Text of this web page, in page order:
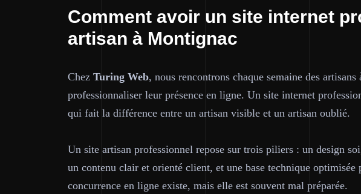
Comment avoir un site internet
artisan à Montignac
Chez Turing Web, nous rencontrons chaque semaine des artisans
professionnaliser leur présence en ligne. Un site internet
qui fait la différence entre un artisan visible et un artisan oublié.
Un site artisan professionnel repose sur trois piliers : un design
un contenu clair et orienté client, et une base technique optimisée
concurrence en ligne existe, mais elle est souvent mal préparée.